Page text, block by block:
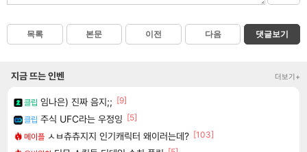
목록 본문 이전 다음 댓글보기
지금 뜨는 인벤 더보기+
클립 임나은) 진짜 음지;; [9]
클립 주식 UFC라는 우정잉 [5]
메이플 ㅅㅂ츄츄지지 인기캐릭터 왜이러는데? [103]